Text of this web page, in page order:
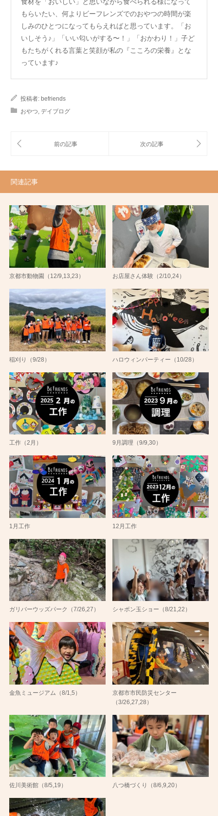
もらいたい、何よりビーフレンズでのおやつの時間が楽
しみのひとつになってもらえればと思っています。「お
いしそう♪」「いい匂いがする〜！」「おかわり！」子ど
もたちがくれる言葉と笑顔が私の『こころの栄養』とな
っています♪
投稿者: befriends
おやつ, デイブログ
関連記事
京都市動物園（12/9,13,23） お店屋さん体験（2/10,24）
稲刈り（9/28） ハロウィンパーティー（10/28）
工作（2月） 9月調理（9/9,30）
1月工作 12月工作
ガリバーウッズパーク（7/26,27） シャボン玉ショー（8/21,22）
金魚ミュージアム（8/1,5）
京都市市民防災センター
（3/26,27,28）
佐川美術館（8/5,19） 八つ橋づくり（8/6,9,20）